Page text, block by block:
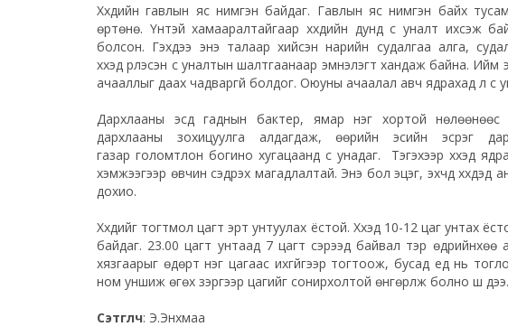
Хүүхдийн гавлын яс нимгэн байдаг. Гавлын яс нимгэн байх
өртөнө. Үүнтэй хамааралтайгаар хүүхдийн дунд үс уналт
болсон. Гэхдээ энэ талаар хийсэн нарийн судалгаа алга,
хүүхэд үүрлэсэн үс уналтын шалтгаанаар эмнэлэгт хандаж байна.
ачааллыг даах чадваргүй болдог. Оюуны ачаалал авч ядрахад л үс
Дархлааны эсүүд гаднын бактер, ямар нэг хортой нөлөөнөөс
дархлааны зохицуулга алдагдаж, өөрийн эсийн эсрэг
газар голомтлон богино хугацаанд үс унадаг. Тэгэхээр хүүхэд
хэмжээгээр өвчин сэдрэх магадлалтай. Энэ бол эцэг, эхчүүд
дохио.
Хүүхдийг тогтмол цагт эрт унтуулах ёстой. Хүүхэд 10-12 цаг унтах
байдаг. 23.00 цагт унтаад 7 цагт сэрээд байвал тэр өдрийнхөө
хязгаарыг өдөрт нэг цагаас ихгүйгээр тогтоож, бусад үед нь
ном уншиж өгөх зэргээр цагийг сонирхолтой өнгөрүүлж болно шүү дээ.
Сэтгүүлч: Э.Энхмаа